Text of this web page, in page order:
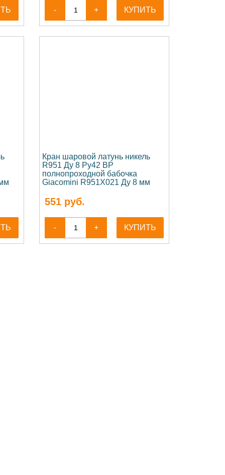
- + КУПИТЬ
Кран шаровой латунь никель
R951 Ду 8 Ру42 ВР
полнопроходной бабочка
Giacomini R951X021 Ду 8 мм
551руб.
- + КУПИТЬ